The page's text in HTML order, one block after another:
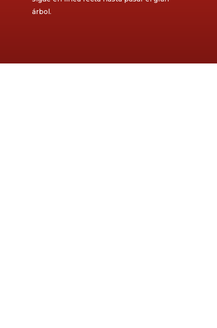
árbol.